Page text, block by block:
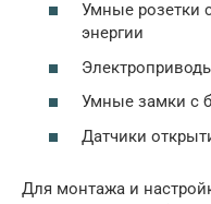
Умные розетки
энергии
Умные замки с
Датчики
Для монтажа и